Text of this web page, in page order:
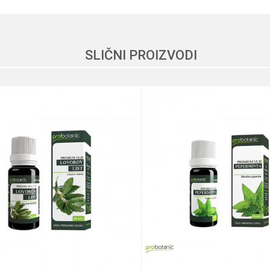
Visok nivo minerala
Bočica ulje
Unisex
Ulje
SLIČNI PROIZVODI